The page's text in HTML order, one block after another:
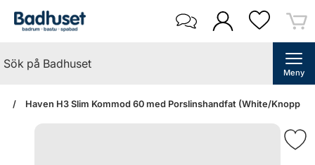
Meny
Haven H3 Slim Kommod 60 med Porslinshandfat (White/Knopp